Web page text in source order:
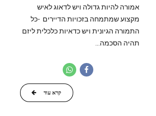
אמורה להיות גדולה ויש לדאוג לאיש
מקצוע שמתמחה בזכויות הדיירים -כל
התמורה הגיונית ויש כדאיות כלכלית ליזם
תהיה הסכמה...
קרא עוד